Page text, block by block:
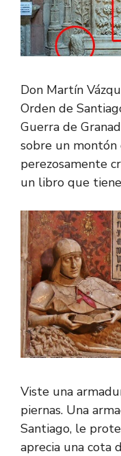
Don Martín
Orden de
Guerra de
sobre un montón
perezosamente
un libro que
Viste una
piernas. Una
Santiago, le
aprecia una cota